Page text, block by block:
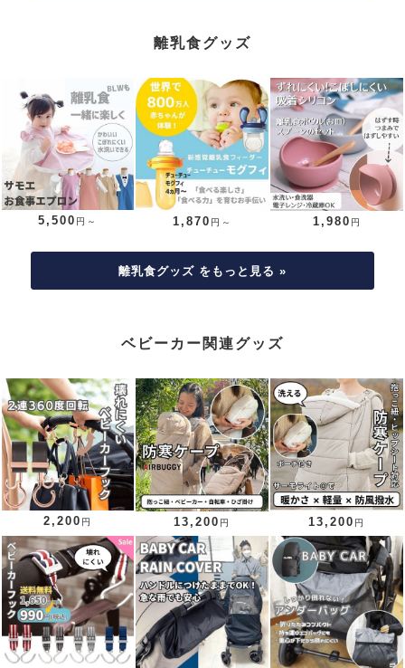
離乳食グッズ
5,500 円～ 1,870 円～ 1,980 円
離乳食グッズ をもっと見る »
ベビーカー関連グッズ
2,200 円 13,200 円 13,200 円